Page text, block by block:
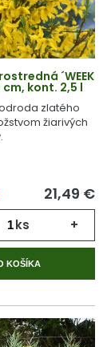
´WEEK
cm, kont. 2,5 l
zlatého
žiarivých
21,49 €
ks +
KOŠÍKA